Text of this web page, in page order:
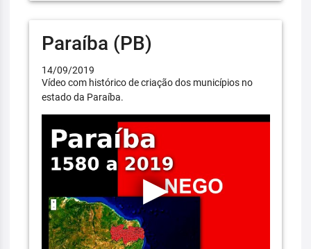
Paraíba (PB)
14/09/2019
Vídeo com histórico de criação dos municípios no
estado da Paraíba.